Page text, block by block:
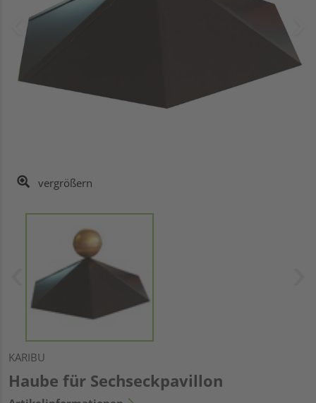
vergrößern
KARIBU
Haube für Sechseckpavillon